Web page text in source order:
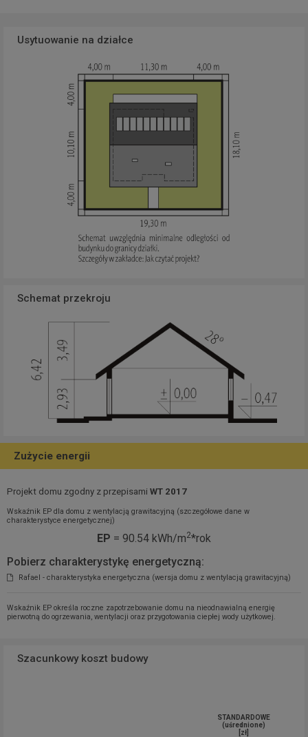
Usytuowanie na działce
Schemat przekroju
Zużycie energii
Projekt domu zgodny z przepisami WT 2017
Wskaźnik EP dla domu z wentylacją grawitacyjną (szczegółowe dane w
charakterystyce energetycznej)
EP = 90.54 kWh/m2*rok
Pobierz charakterystykę energetyczną:
Rafael - charakterystyka energetyczna (wersja domu z wentylacją grawitacyjną)
Wskaźnik EP określa roczne zapotrzebowanie domu na nieodnawialną energię
pierwotną do ogrzewania, wentylacji oraz przygotowania ciepłej wody użytkowej.
Szacunkowy koszt budowy
STANDARDOWE
(uśrednione)
[zł]